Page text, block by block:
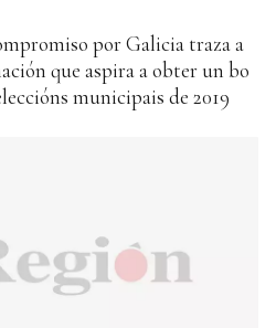
por Galicia traza a
que aspira a obter un bo
municipais de 2019